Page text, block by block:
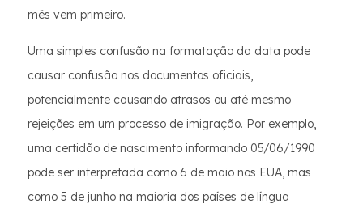
mês vem primeiro.
Uma simples confusão na formatação da data pode
causar confusão nos documentos oficiais,
potencialmente causando atrasos ou até mesmo
rejeições em um processo de imigração. Por exemplo,
uma certidão de nascimento informando 05/06/1990
pode ser interpretada como 6 de maio nos EUA, mas
como 5 de junho na maioria dos países de língua